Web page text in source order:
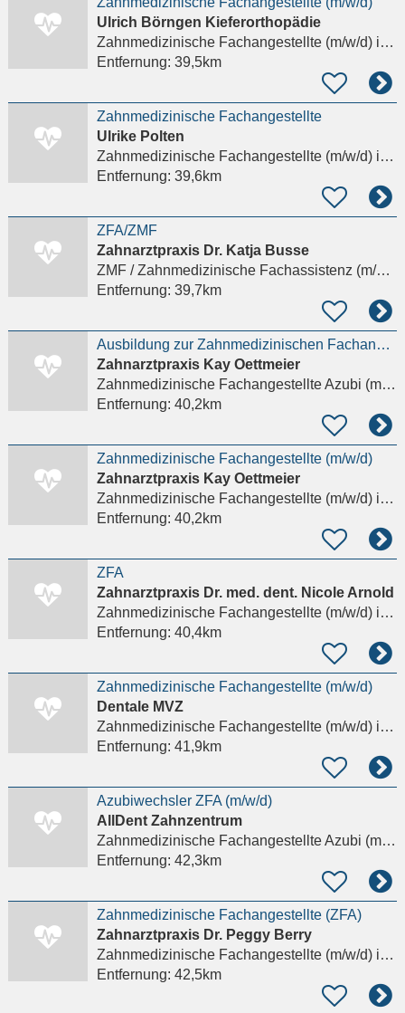
Ulrich Börngen Kieferorthopädie
Zahnmedizinische Fachangestellte (m/w/d)in Leipzig
Entfernung: 39,5km
Zahnmedizinische Fachangestellte
Ulrike Polten
Zahnmedizinische Fachangestellte (m/w/d)in Leipzig
Entfernung: 39,6km
ZFA/ZMF
Zahnarztpraxis Dr. Katja Busse
ZMF / Zahnmedizinische Fachassistenz (m/w/d)
Entfernung: 39,7km
Ausbildung zur Zahnmedizinischen Fachangestellten (m/w/d)
Zahnarztpraxis Kay Oettmeier
Zahnmedizinische Fachangestellte Azubi (m/w/d)
Entfernung: 40,2km
Zahnmedizinische Fachangestellte (m/w/d)
Zahnarztpraxis Kay Oettmeier
Zahnmedizinische Fachangestellte (m/w/d)in Leipzig
Entfernung: 40,2km
ZFA
Zahnarztpraxis Dr. med. dent. Nicole Arnold
Zahnmedizinische Fachangestellte (m/w/d)in Hartha
Entfernung: 40,4km
Zahnmedizinische Fachangestellte (m/w/d)
Dentale MVZ
Zahnmedizinische Fachangestellte (m/w/d)in Leipzig
Entfernung: 41,9km
Azubiwechsler ZFA (m/w/d)
AllDent Zahnzentrum
Zahnmedizinische Fachangestellte Azubi (m/w/d)
Entfernung: 42,3km
Zahnmedizinische Fachangestellte (ZFA)
Zahnarztpraxis Dr. Peggy Berry
Zahnmedizinische Fachangestellte (m/w/d)in Leipzig
Entfernung: 42,5km